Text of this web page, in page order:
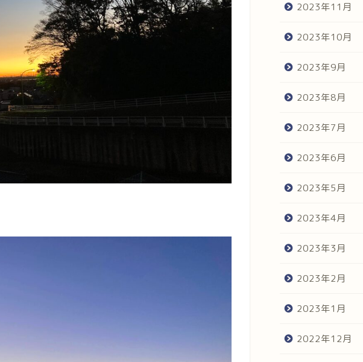
2023年11月
2023年10月
2023年9月
2023年8月
2023年7月
2023年6月
2023年5月
2023年4月
2023年3月
2023年2月
2023年1月
2022年12月